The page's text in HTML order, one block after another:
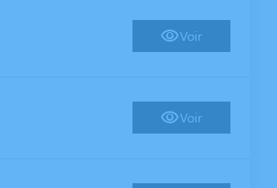
Voir
Voir